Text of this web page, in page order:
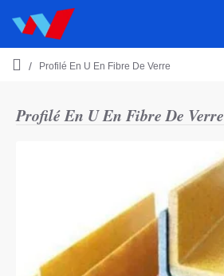
Profilé En U En Fibre De Verre
e
Profilé En U En Fibre De Verre